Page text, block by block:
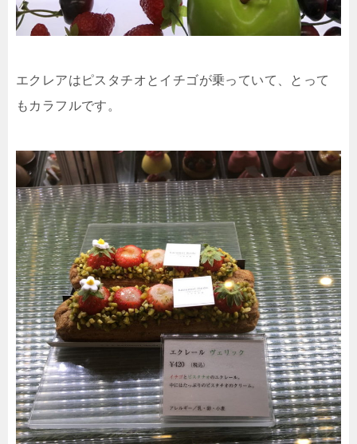
エクレアはピスタチオとイチゴが乗っていて、とって
もカラフルです。